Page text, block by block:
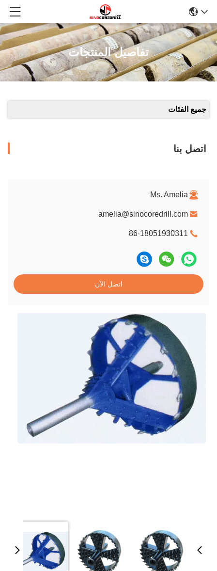
تفاصيل المنتجات
جميع الفئات
اتصل بنا
Ms. Amelia
amelia@sinocoredrill.com
86-18051930311
اتصل الآن